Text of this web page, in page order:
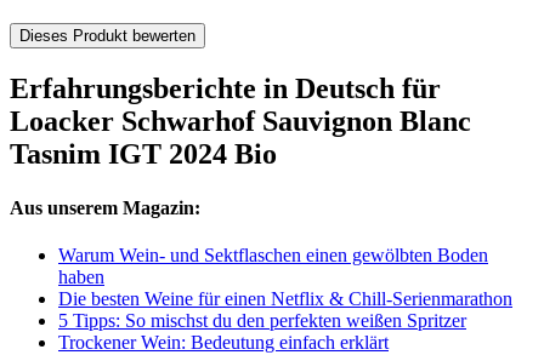
Dieses Produkt bewerten
Erfahrungsberichte in Deutsch für
Loacker Schwarhof Sauvignon Blanc
Tasnim IGT 2024 Bio
Aus unserem Magazin:
Warum Wein- und Sektflaschen einen gewölbten Boden
haben
Die besten Weine für einen Netflix & Chill-Serienmarathon
5 Tipps: So mischst du den perfekten weißen Spritzer
Trockener Wein: Bedeutung einfach erklärt